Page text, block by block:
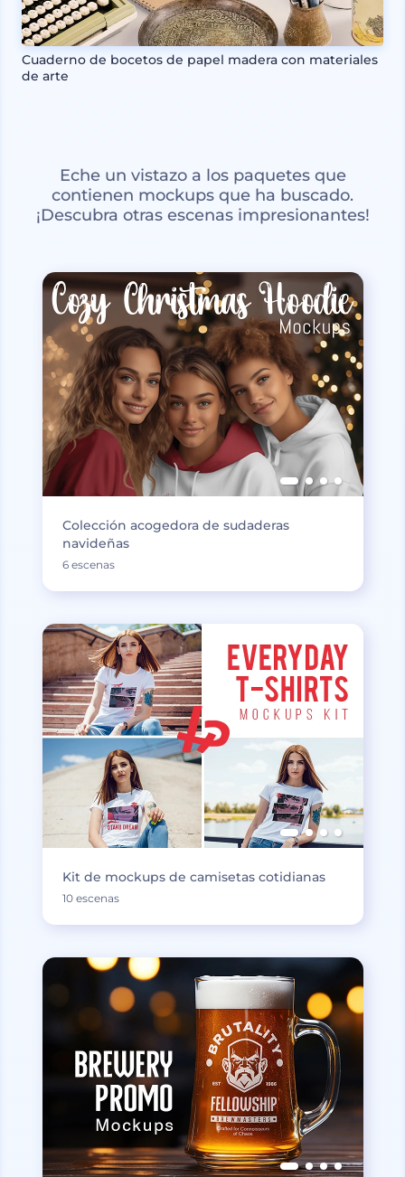
Cuaderno de bocetos de papel madera con materiales
de arte
Eche un vistazo a los paquetes que
contienen mockups que ha buscado.
¡Descubra otras escenas impresionantes!
Colección acogedora de sudaderas
navideñas
6 escenas
Kit de mockups de camisetas cotidianas
10 escenas